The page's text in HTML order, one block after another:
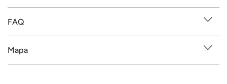
FAQ
Mapa